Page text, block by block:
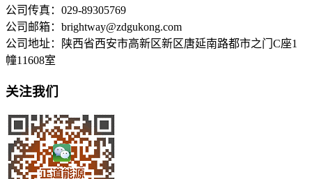
公司传真：029-89305769
公司邮箱：brightway@zdgukong.com
公司地址：陕西省西安市高新区新区唐延南路都市之门C座1
幢11608室
关注我们